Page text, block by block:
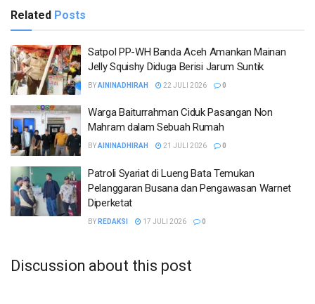
Related Posts
Satpol PP-WH Banda Aceh Amankan Mainan
Jelly Squishy Diduga Berisi Jarum Suntik
BYAININADHIRAH 22 JULI 2026 0
Warga Baiturrahman Ciduk Pasangan Non
Mahram dalam Sebuah Rumah
BYAININADHIRAH 21 JULI 2026 0
Patroli Syariat di Lueng Bata Temukan
Pelanggaran Busana dan Pengawasan Warnet
Diperketat
BY REDAKSI 17 JULI 2026 0
Discussion about this post